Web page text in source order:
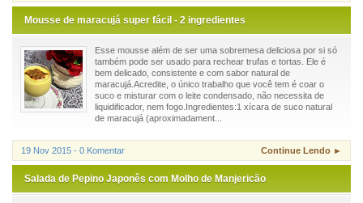
Mousse de maracujá super fácil - 2 ingredientes
Esse mousse além de ser uma sobremesa deliciosa por si só
também pode ser usado para rechear trufas e tortas. Ele é
bem delicado, consistente e com sabor natural de
maracujá.Acredite, o único trabalho que você tem é coar o
suco e misturar com o leite condensado, não necessita de
liquidificador, nem fogo.Ingredientes:1 xícara de suco natural
de maracujá (aproximadament...
19 Nov 2015 - 0 Komentar Continue Lendo ►
Salada de Pepino Japonês com Molho de Manjericão